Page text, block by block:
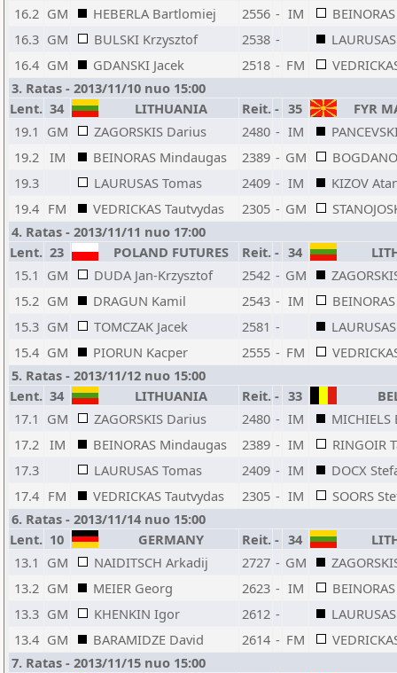
16.2 GM HEBERLA Bartlomiej 2556 - IM
16.3 GM BULSKI Krzysztof 2538 -
16.4 GM GDANSKI Jacek 2518 - FM
3. Ratas - 2013/11/10 nuo 15:00
Lent. 34 LITHUANIA Reit. - 35
FYR
19.1 GM ZAGORSKIS Darius 2480 - IM
19.2 IM BEINORAS Mindaugas 2389 - GM
19.3
LAURUSAS Tomas 2409 - IM
KIZOV
19.4 FM VEDRICKAS Tautvydas 2305 - GM
4. Ratas - 2013/11/11 nuo 17:00
Lent. 23 POLAND FUTURES Reit. - 34
15.1 GM DUDA Jan-Krzysztof 2542 - GM
15.2 GM DRAGUN Kamil 2543 - IM
15.3 GM TOMCZAK Jacek 2581 -
15.4 GM PIORUN Kacper 2555 - FM
5. Ratas - 2013/11/12 nuo 15:00
Lent. 34 LITHUANIA Reit. - 33
17.1 GM ZAGORSKIS Darius 2480 - IM
MICHIELS
17.2 IM BEINORAS Mindaugas 2389 - IM
RINGOIR
17.3
LAURUSAS Tomas 2409 - IM
DOCX
17.4 FM VEDRICKAS Tautvydas 2305 - IM
SOORS
6. Ratas - 2013/11/14 nuo 15:00
Lent. 10 GERMANY Reit. - 34
13.1 GM NAIDITSCH Arkadij 2727 - GM
13.2 GM MEIER Georg 2623 - IM
13.3 GM KHENKIN Igor 2612 -
13.4 GM BARAMIDZE David 2614 - FM
7. Ratas - 2013/11/15 nuo 15:00